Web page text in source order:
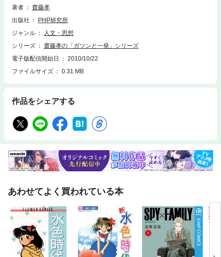
ごくキライでした。でも、東大に入り、いまでは勉強が好きになっていま
す。勉強がドンドン楽しくなる、著者独自の「作戦」を初公開！おもな内
容は、「なんで勉強しなきゃいけないの？」「勉強はアタマのスポーツ
間を区切って一気に！」「テストなんて、へっちゃらだ！」など。勉強が
得意になるコツが詰まった一冊。「説教」のネタ本としても使えます。
著者
齋藤孝
出版社
PHP研究所
ジャンル
人文・思想
シリーズ
齋藤孝の「ガツンと一発」シリーズ
電子版配信開始日
2010/10/22
ファイルサイズ
0.31 MB
作品をシェアする
あわせてよく買われている本